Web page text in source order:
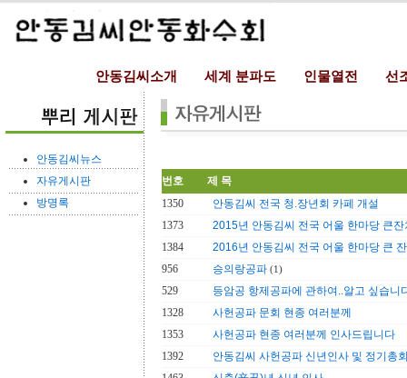
안동김씨소개 세계 분파도 인물열전 선
안동김씨뉴스
자유게시판
방명록
번호
제 목
1350
안동김씨 전국 청.장년회 카페 개설
1373
2015년 안동김씨 전국 어울 한마당 큰잔
1384
2016년 안동김씨 전국 어울 한마당 큰
956
승의랑공파 (1)
529
등암공 항제공파에 관하여..알고 싶습니
1328
사헌공파 문회 현종 여러분께
1353
사헌공파 현종 여러분께 인사드립니다
1392
안동김씨 사헌공파 신년인사 및 정기총